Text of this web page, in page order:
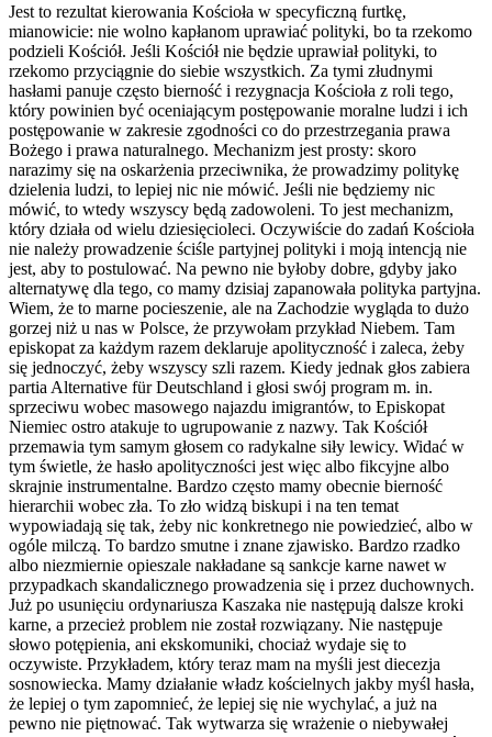
Jest to rezultat kierowania Kościoła w specyficzną furtkę,
mianowicie: nie wolno kapłanom uprawiać polityki, bo ta rzekomo
podzieli Kościół. Jeśli Kościół nie będzie uprawiał polityki, to
rzekomo przyciągnie do siebie wszystkich. Za tymi złudnymi
hasłami panuje często bierność i rezygnacja Kościoła z roli tego,
który powinien być oceniającym postępowanie moralne ludzi i ich
postępowanie w zakresie zgodności co do przestrzegania prawa
Bożego i prawa naturalnego. Mechanizm jest prosty: skoro
narazimy się na oskarżenia przeciwnika, że prowadzimy politykę
dzielenia ludzi, to lepiej nic nie mówić. Jeśli nie będziemy nic
mówić, to wtedy wszyscy będą zadowoleni. To jest mechanizm,
który działa od wielu dziesięcioleci. Oczywiście do zadań Kościoła
nie należy prowadzenie ściśle partyjnej polityki i moją intencją nie
jest, aby to postulować. Na pewno nie byłoby dobre, gdyby jako
alternatywę dla tego, co mamy dzisiaj zapanowała polityka partyjna.
Wiem, że to marne pocieszenie, ale na Zachodzie wygląda to dużo
gorzej niż u nas w Polsce, że przywołam przykład Niebem. Tam
episkopat za każdym razem deklaruje apolityczność i zaleca, żeby
się jednoczyć, żeby wszyscy szli razem. Kiedy jednak głos zabiera
partia Alternative für Deutschland i głosi swój program m. in.
sprzeciwu wobec masowego najazdu imigrantów, to Episkopat
Niemiec ostro atakuje to ugrupowanie z nazwy. Tak Kościół
przemawia tym samym głosem co radykalne siły lewicy. Widać w
tym świetle, że hasło apolityczności jest więc albo fikcyjne albo
skrajnie instrumentalne. Bardzo często mamy obecnie bierność
hierarchii wobec zła. To zło widzą biskupi i na ten temat
wypowiadają się tak, żeby nic konkretnego nie powiedzieć, albo w
ogóle milczą. To bardzo smutne i znane zjawisko. Bardzo rzadko
albo niezmiernie opieszale nakładane są sankcje karne nawet w
przypadkach skandalicznego prowadzenia się i przez duchownych.
Już po usunięciu ordynariusza Kaszaka nie następują dalsze kroki
karne, a przecież problem nie został rozwiązany. Nie następuje
słowo potępienia, ani ekskomuniki, chociaż wydaje się to
oczywiste. Przykładem, który teraz mam na myśli jest diecezja
sosnowiecka. Mamy działanie władz kościelnych jakby myśl hasła,
że lepiej o tym zapomnieć, że lepiej się nie wychylać, a już na
pewno nie piętnować. Tak wytwarza się wrażenie o niebywałej